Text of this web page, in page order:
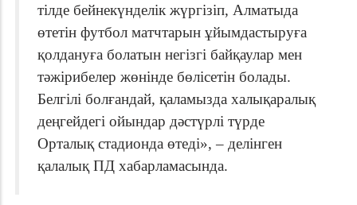
тілде бейнекүнделік жүргізіп, Алматыда
өтетін футбол матчтарын ұйымдастыруға
қолдануға болатын негізгі байқаулар мен
тәжірибелер жөнінде бөлісетін болады.
Белгілі болғандай, қаламызда халықаралық
деңгейдегі ойындар дәстүрлі түрде
Орталық стадионда өтеді», – делінген
қалалық ПД хабарламасында.